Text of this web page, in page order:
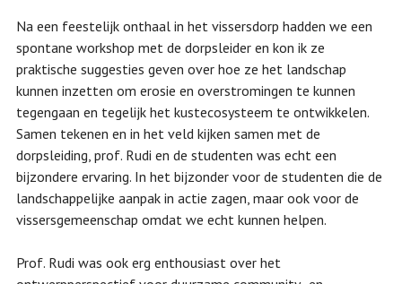
Na een feestelijk onthaal in het vissersdorp hadden we een
spontane workshop met de dorpsleider en kon ik ze
praktische suggesties geven over hoe ze het landschap
kunnen inzetten om erosie en overstromingen te kunnen
tegengaan en tegelijk het kustecosysteem te ontwikkelen.
Samen tekenen en in het veld kijken samen met de
dorpsleiding, prof. Rudi en de studenten was echt een
bijzondere ervaring. In het bijzonder voor de studenten die de
landschappelijke aanpak in actie zagen, maar ook voor de
vissersgemeenschap omdat we echt kunnen helpen.
Prof. Rudi was ook erg enthousiast over het